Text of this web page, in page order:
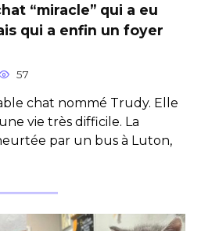
“miracle” qui a eu
qui a enfin un foyer
57
chat nommé Trudy. Elle
vie très difficile. La
par un bus à Luton,